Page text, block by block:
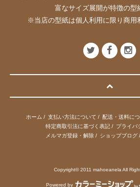
富なサイズ展開が特徴の型
※当店の型紙は個人利用に限り商用
ホーム / 支払い方法について / 配送・送料に
特定商取引法に基づく表記/ プライバ
メルマガ登録・解除 / ショップブログ /
Copyright© 2011 mahoeanela All
Powered by